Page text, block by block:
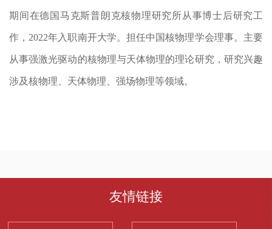
期间在德国马克斯普朗克核物理研究所从事博士后研究工
作，2022年入职南开大学。担任中国核物理学会理事。主要
从事强激光驱动的核物理与天体物理的理论研究，研究兴趣
涉及核物理、天体物理、强场物理等领域。
友情链接